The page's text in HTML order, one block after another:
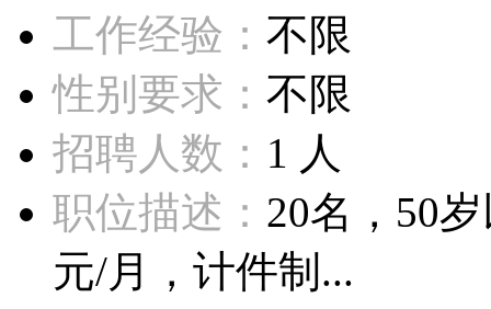
工作经验： 不限
性别要求： 不限
招聘人数： 1 人
职位描述： 20名，50
元/月，计件制...